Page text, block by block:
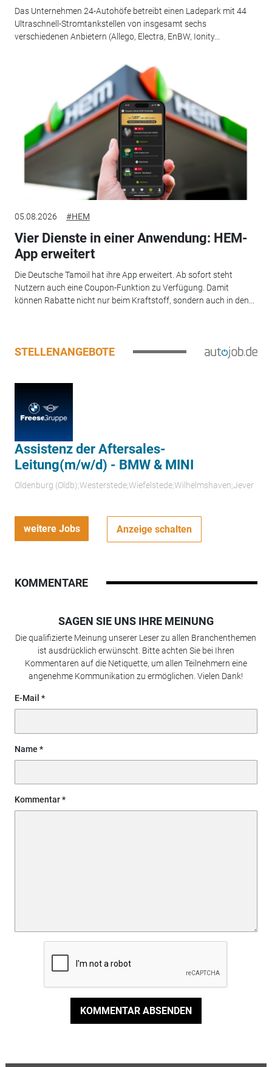
Das Unternehmen 24-Autohöfe betreibt einen Ladepark mit 44
Ultraschnell-Stromtankstellen von insgesamt sechs
verschiedenen Anbietern (Allego, Electra, EnBW, Ionity...
05.08.2026 #HEM
Vier Dienste in einer Anwendung: HEM-
App erweitert
Die Deutsche Tamoil hat ihre App erweitert. Ab sofort steht
Nutzern auch eine Coupon-Funktion zu Verfügung. Damit
können Rabatte nicht nur beim Kraftstoff, sondern auch in den...
STELLENANGEBOTE
Assistenz der Aftersales-
Leitung(m/w/d) - BMW & MINI
Oldenburg (Oldb);Westerstede;Wiefelstede;Wilhelmshaven;Jever
weitere Jobs Anzeige schalten
KOMMENTARE
SAGEN SIE UNS IHRE MEINUNG
Die qualifizierte Meinung unserer Leser zu allen Branchenthemen
ist ausdrücklich erwünscht. Bitte achten Sie bei Ihren
Kommentaren auf die Netiquette, um allen Teilnehmern eine
angenehme Kommunikation zu ermöglichen. Vielen Dank!
E-Mail
Name
Kommentar
KOMMENTAR ABSENDEN